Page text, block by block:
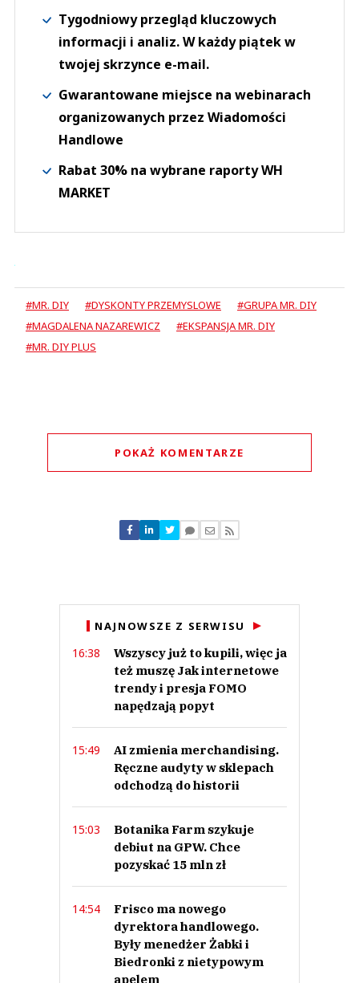
Tygodniowy przegląd kluczowych
informacji i analiz. W każdy piątek w
twojej skrzynce e-mail.
Gwarantowane miejsce na webinarach
organizowanych przez Wiadomości
Handlowe
Rabat 30% na wybrane raporty WH
MARKET
#MR. DIY #DYSKONTY PRZEMYSLOWE
#GRUPA MR. DIY
#MAGDALENA NAZAREWICZ
#EKSPANSJA MR. DIY
#MR. DIY PLUS
POKAŻ KOMENTARZE
Nie znaleziono komentarzy
Zostaw swoje komentarze
NAJNOWSZE Z SERWISU
16:38
Wszyscy już to kupili, więc ja
też muszę Jak internetowe
trendy i presja FOMO
napędzają popyt
15:49
AI zmienia merchandising.
Ręczne audyty w sklepach
odchodzą do historii
15:03
Botanika Farm szykuje
debiut na GPW. Chce
pozyskać 15 mln zł
14:54
Frisco ma nowego
dyrektora handlowego.
Były menedżer Żabki i
Biedronki z nietypowym
apelem